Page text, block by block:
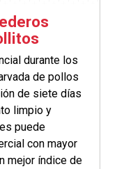
durante los
de pollos
de siete días
limpio y
puede
con mayor
mejor índice de